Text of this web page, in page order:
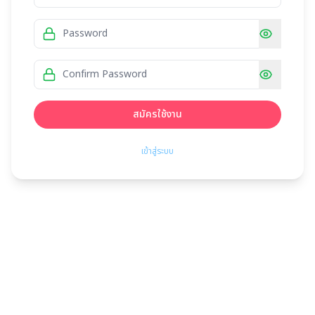
สมัครใช้งาน
เข้าสู่ระบบ